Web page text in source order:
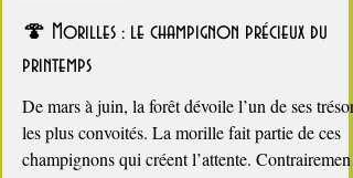
5 min de lecture
Zoom sur ...